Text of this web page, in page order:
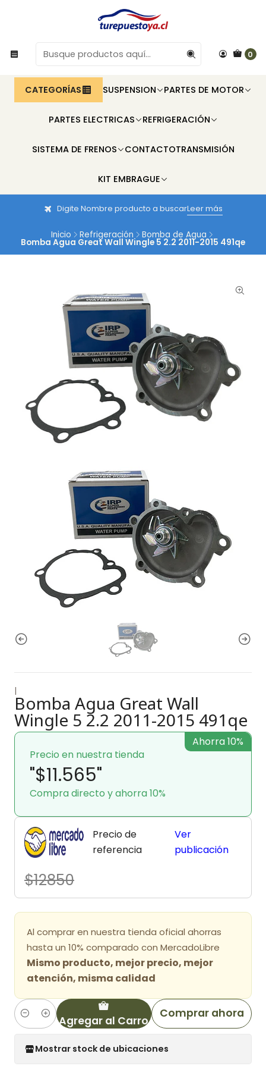
0
CATEGORÍAS SUSPENSION PARTES DE MOTOR
PARTES ELECTRICAS REFRIGERACIÓN
SISTEMA DE FRENOS CONTACTOTRANSMISIÓN
KIT EMBRAGUE
Digite Nombre producto a buscarLeer más
Inicio Refrigeración Bomba de Agua
Bomba Agua Great Wall Wingle 5 2.2 2011-2015 491qe
|
Bomba Agua Great Wall
Wingle 5 2.2 2011-2015 491qe
Precio en nuestra tienda
"$11.565"
Compra directo y ahorra 10%
Ahorra 10%
Precio de
referencia
$12850
Ver
publicación
Al comprar en nuestra tienda oficial ahorras
hasta un 10% comparado con MercadoLibre
Mismo producto, mejor precio, mejor
atención, misma calidad
Cantidad Agregar al Carro
Comprar ahora
Mostrar stock de ubicaciones